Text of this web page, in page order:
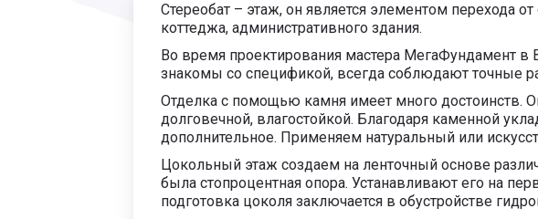
Стереобат – этаж, он является элементом перехода
коттеджа, административного здания.
Во время проектирования мастера МегаФундамент в
знакомы со спецификой, всегда соблюдают точные
Отделка с помощью камня имеет много достоинств.
долговечной, влагостойкой. Благодаря каменной
дополнительное. Применяем натуральный или
Цокольный этаж создаем на ленточный основе
была стопроцентная опора. Устанавливают его на
подготовка цоколя заключается в обустройстве